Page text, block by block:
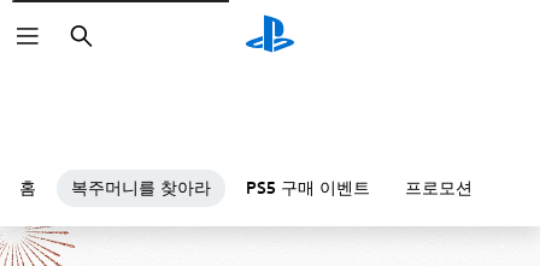
검
색
홈 복주머니를 찾아라 PS5 구매 이벤트 프로모션